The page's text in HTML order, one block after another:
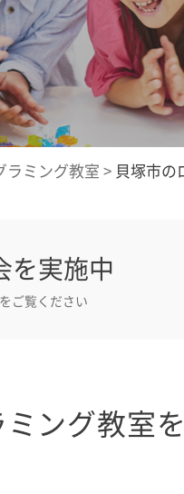
ラミング教室 > 貝塚市の
を実施中
ご覧ください
ング教室を